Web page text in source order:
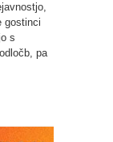
gostinci
s
pa